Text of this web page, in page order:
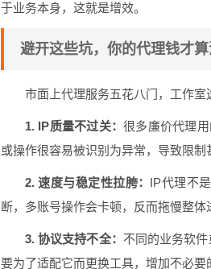
于业务本身，这就是增效。
避开这些坑，你的代理钱才
市面上代理服务五花八门，工作室
1. IP质量不过关：很多廉价代理
或操作很容易被识别为异常，导致限制
2. 速度与稳定性拉胯： IP代理不
断，多账号操作会卡顿，反而拖慢整体
3. 协议支持不全： 不同的业务软
要为了适配它而更换工具，增加不必要